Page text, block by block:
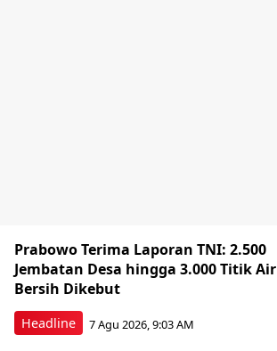
Headline
Prabowo Terima Laporan TNI: 2.500
Jembatan Desa hingga 3.000 Titik Air
Bersih Dikebut
7 Agu 2026, 9:03 AM